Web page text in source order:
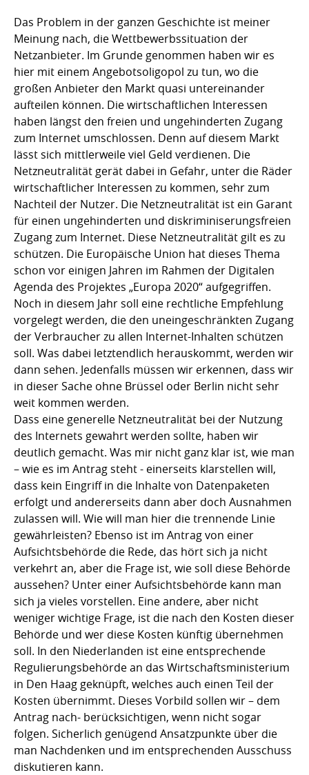
Das Problem in der ganzen Geschichte ist meiner
Meinung nach, die Wettbewerbssituation der
Netzanbieter. Im Grunde genommen haben wir es
hier mit einem Angebotsoligopol zu tun, wo die
großen Anbieter den Markt quasi untereinander
aufteilen können. Die wirtschaftlichen Interessen
haben längst den freien und ungehinderten Zugang
zum Internet umschlossen. Denn auf diesem Markt
lässt sich mittlerweile viel Geld verdienen. Die
Netzneutralität gerät dabei in Gefahr, unter die Räder
wirtschaftlicher Interessen zu kommen, sehr zum
Nachteil der Nutzer. Die Netzneutralität ist ein Garant
für einen ungehinderten und diskriminiserungsfreien
Zugang zum Internet. Diese Netzneutralität gilt es zu
schützen. Die Europäische Union hat dieses Thema
schon vor einigen Jahren im Rahmen der Digitalen
Agenda des Projektes „Europa 2020“ aufgegriffen.
Noch in diesem Jahr soll eine rechtliche Empfehlung
vorgelegt werden, die den uneingeschränkten Zugang
der Verbraucher zu allen Internet-Inhalten schützen
soll. Was dabei letztendlich herauskommt, werden wir
dann sehen. Jedenfalls müssen wir erkennen, dass wir
in dieser Sache ohne Brüssel oder Berlin nicht sehr
weit kommen werden.
Dass eine generelle Netzneutralität bei der Nutzung
des Internets gewahrt werden sollte, haben wir
deutlich gemacht. Was mir nicht ganz klar ist, wie man
– wie es im Antrag steht - einerseits klarstellen will,
dass kein Eingriff in die Inhalte von Datenpaketen
erfolgt und andererseits dann aber doch Ausnahmen
zulassen will. Wie will man hier die trennende Linie
gewährleisten? Ebenso ist im Antrag von einer
Aufsichtsbehörde die Rede, das hört sich ja nicht
verkehrt an, aber die Frage ist, wie soll diese Behörde
aussehen? Unter einer Aufsichtsbehörde kann man
sich ja vieles vorstellen. Eine andere, aber nicht
weniger wichtige Frage, ist die nach den Kosten dieser
Behörde und wer diese Kosten künftig übernehmen
soll. In den Niederlanden ist eine entsprechende
Regulierungsbehörde an das Wirtschaftsministerium
in Den Haag geknüpft, welches auch einen Teil der
Kosten übernimmt. Dieses Vorbild sollen wir – dem
Antrag nach- berücksichtigen, wenn nicht sogar
folgen. Sicherlich genügend Ansatzpunkte über die
man Nachdenken und im entsprechenden Ausschuss
diskutieren kann.